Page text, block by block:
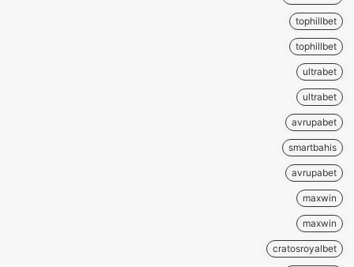
tophillbet
tophillbet
ultrabet
ultrabet
avrupabet
smartbahis
avrupabet
maxwin
maxwin
cratosroyalbet